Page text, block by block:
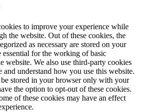
to improve your experience while
the website. Out of these cookies, the
as necessary are stored on your
essential for the working of basic
website. We also use third-party cookies
and understand how you use this website.
stored in your browser only with your
the option to opt-out of these cookies.
of these cookies may have an effect